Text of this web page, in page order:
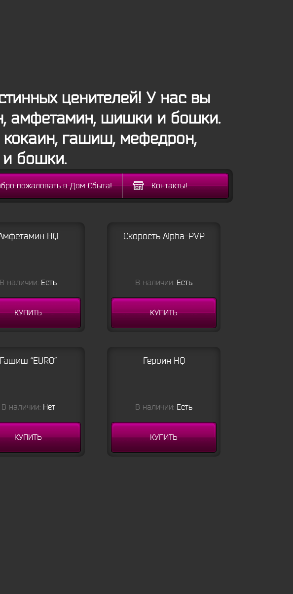
ценителей! У нас вы
амфетамин, шишки и бошки.
гашиш, мефедрон,
бошки.
пожаловать в Дом Сбыта! Контакты!
HQ
В наличии: Есть
КУПИТЬ
Скорость Alpha-PVP
В наличии: Есть
КУПИТЬ
Гашиш “EURO”
В наличии: Нет
КУПИТЬ
Героин HQ
В наличии: Есть
КУПИТЬ